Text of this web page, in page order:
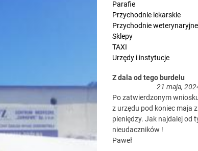
nowoczesna obsługa KSeF dla firm?
– dlaczego klienci kupują „Ciebie”, zanim poznają Twoją
Przewodnik, który naprawdę pomaga podjąć decyzję
Postaw na skuteczne SEO
nowoczesna obsługa KSeF dla firm?
Parafie
Przychodnie lekarskie
Przychodnie weterynaryjne
Sklepy
TAXI
Urzędy i instytucje
Z dala od tego burdelu
21 maja,
Po zatwierdzonym
z urzędu pod koniec maja
pieniędzy. Jak najdalej od
nieudaczników !
Paweł